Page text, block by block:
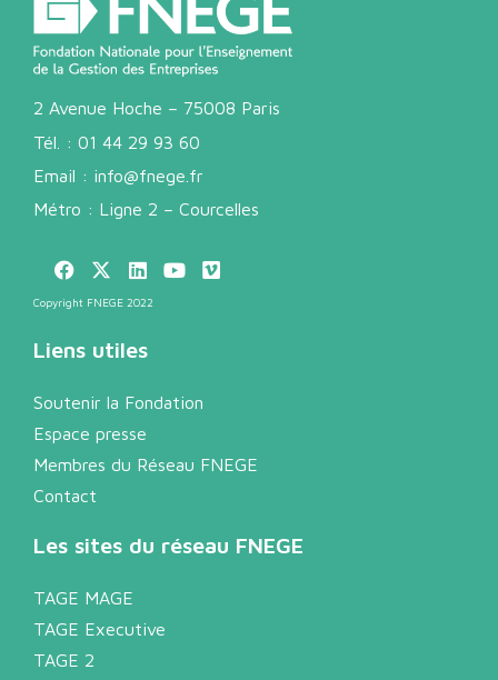
2 Avenue Hoche – 75008 Paris
Tél. : 01 44 29 93 60
Email : info@fnege.fr
Métro : Ligne 2 – Courcelles
Copyright FNEGE 2022
Liens utiles
Soutenir la Fondation
Espace presse
Membres du Réseau FNEGE
Contact
Les sites du réseau FNEGE
TAGE MAGE
TAGE Executive
TAGE 2